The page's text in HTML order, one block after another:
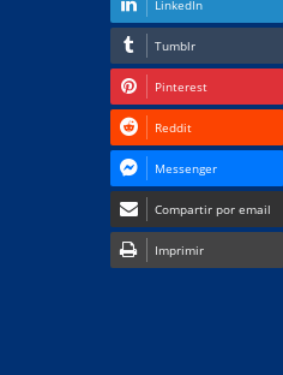
LinkedIn
Tumblr
Pinterest
Reddit
Messenger
Compartir por email
Imprimir